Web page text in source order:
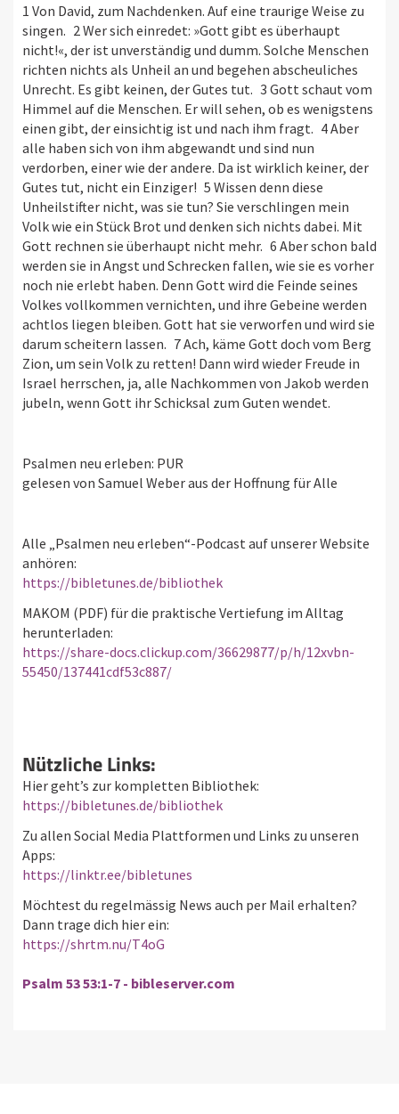
1 Von David, zum Nachdenken. Auf eine traurige Weise zu
singen. 2 Wer sich einredet: »Gott gibt es überhaupt
nicht!«, der ist unverständig und dumm. Solche Menschen
richten nichts als Unheil an und begehen abscheuliches
Unrecht. Es gibt keinen, der Gutes tut. 3 Gott schaut vom
Himmel auf die Menschen. Er will sehen, ob es wenigstens
einen gibt, der einsichtig ist und nach ihm fragt. 4 Aber
alle haben sich von ihm abgewandt und sind nun
verdorben, einer wie der andere. Da ist wirklich keiner, der
Gutes tut, nicht ein Einziger! 5 Wissen denn diese
Unheilstifter nicht, was sie tun? Sie verschlingen mein
Volk wie ein Stück Brot und denken sich nichts dabei. Mit
Gott rechnen sie überhaupt nicht mehr. 6 Aber schon bald
werden sie in Angst und Schrecken fallen, wie sie es vorher
noch nie erlebt haben. Denn Gott wird die Feinde seines
Volkes vollkommen vernichten, und ihre Gebeine werden
achtlos liegen bleiben. Gott hat sie verworfen und wird sie
darum scheitern lassen. 7 Ach, käme Gott doch vom Berg
Zion, um sein Volk zu retten! Dann wird wieder Freude in
Israel herrschen, ja, alle Nachkommen von Jakob werden
jubeln, wenn Gott ihr Schicksal zum Guten wendet.
Psalmen neu erleben: PUR
gelesen von Samuel Weber aus der Hoffnung für Alle
Alle „Psalmen neu erleben“-Podcast auf unserer Website
anhören:
https://bibletunes.de/bibliothek
MAKOM (PDF) für die praktische Vertiefung im Alltag
herunterladen:
https://share-docs.clickup.com/36629877/p/h/12xvbn-
55450/137441cdf53c887/
Nützliche Links:
Hier geht’s zur kompletten Bibliothek:
https://bibletunes.de/bibliothek
Zu allen Social Media Plattformen und Links zu unseren
Apps:
https://linktr.ee/bibletunes
Möchtest du regelmässig News auch per Mail erhalten?
Dann trage dich hier ein:
https://shrtm.nu/T4oG
Psalm 53 53:1-7 - bibleserver.com